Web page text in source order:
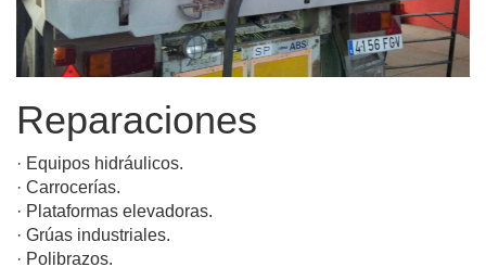
Reparaciones
· Equipos hidráulicos.
· Carrocerías.
· Plataformas elevadoras.
· Grúas industriales.
· Polibrazos.